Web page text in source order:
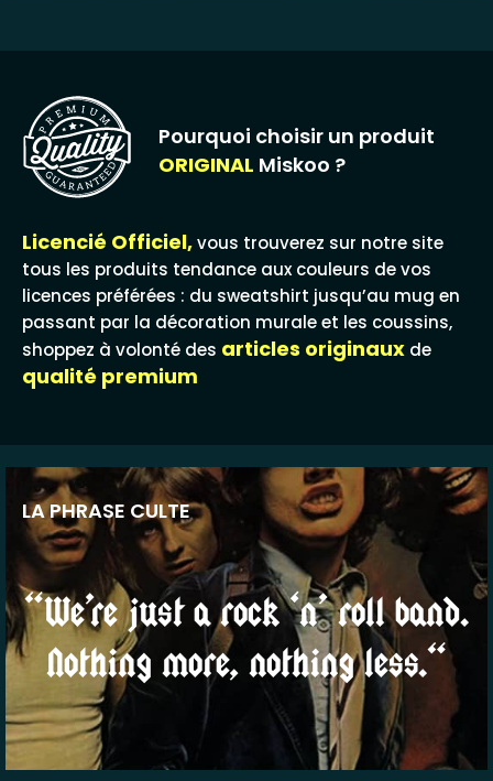
Pourquoi choisir un produit
ORIGINAL Miskoo ?
Licencié Officiel,vous trouverez sur notre site
tous les produits tendance aux couleurs de vos
licences préférées : du sweatshirt jusqu’au mug en
passant par la décoration murale et les coussins,
shoppez à volonté des articles originaux de
qualité premium
LA PHRASE CULTE
“We’re just a rock ‘n’ roll band.
Nothing more, nothing less.“